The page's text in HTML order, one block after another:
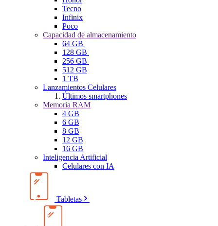
Tecno
Infinix
Poco
Capacidad de almacenamiento
64 GB
128 GB
256 GB
512 GB
1 TB
Lanzamientos Celulares
Últimos smartphones
Memoria RAM
4 GB
6 GB
8 GB
12 GB
16 GB
Inteligencia Artificial
Celulares con IA
Tabletas